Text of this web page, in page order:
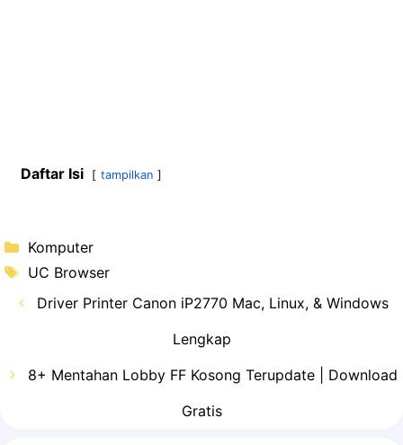
Daftar Isi tampilkan
Kategori
Komputer
Tag
UC Browser
Driver Printer Canon iP2770 Mac, Linux, & Windows
Lengkap
8+ Mentahan Lobby FF Kosong Terupdate | Download
Gratis